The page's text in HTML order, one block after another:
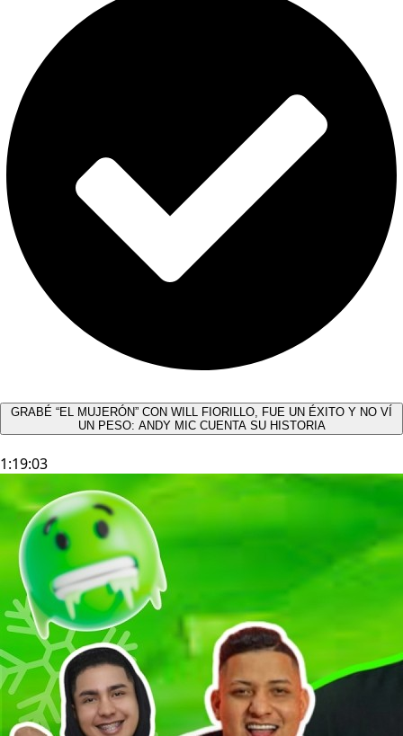
GRABÉ “EL MUJERÓN” CON WILL FIORILLO, FUE UN ÉXITO Y NO VÍ
UN PESO: ANDY MIC CUENTA SU HISTORIA
1:19:03